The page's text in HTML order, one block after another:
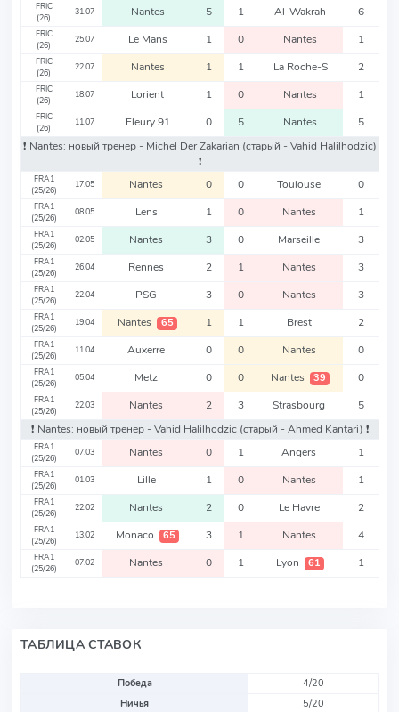
FRIC
(26)
31.07 Nantes 5 1 Al-Wakrah 6
FRIC
(26)
25.07 Le Mans 1 0 Nantes 1
FRIC
(26)
22.07 Nantes 1 1 La Roche-S 2
FRIC
(26)
18.07 Lorient 1 0 Nantes 1
FRIC
(26)
11.07 Fleury 91 0 5 Nantes
5
❗️ Nantes: новый тренер - Michel Der Zakarian (старый - Vahid Halilhodzic)
❗️
FRA1
(25/26)
17.05 Nantes 0 0 Toulouse 0
FRA1
(25/26)
08.05 Lens 1 0 Nantes 1
FRA1
(25/26)
02.05 Nantes 3 0 Marseille 3
FRA1
(25/26)
26.04 Rennes 2 1 Nantes 3
FRA1
(25/26)
22.04 PSG 3 0 Nantes 3
FRA1
(25/26)
19.04 Nantes 65 1 1 Brest 2
FRA1
(25/26)
11.04 Auxerre 0 0 Nantes 0
FRA1
(25/26)
05.04 Metz 0 0 Nantes 39 0
FRA1
(25/26)
22.03 Nantes 2 3 Strasbourg
5
❗️ Nantes: новый тренер - Vahid Halilhodzic (старый - Ahmed Kantari) ❗️
FRA1
(25/26)
07.03 Nantes 0 1 Angers 1
FRA1
(25/26)
01.03 Lille 1 0 Nantes 1
FRA1
(25/26)
22.02 Nantes 2 0 Le Havre 2
FRA1
(25/26)
13.02 Monaco 65 3 1 Nantes 4
FRA1
(25/26)
07.02 Nantes 0 1 Lyon 61 1
ТАБЛИЦА СТАВОК
Победа
4/20
Ничья
5/20